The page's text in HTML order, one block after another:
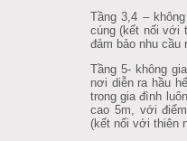
Tầng 3,4 –
cúng (kết nối với
đảm bảo nhu cầu
Tầng 5- không
nơi diễn ra hầu
trong gia đình
cao 5m, với
(kết nối với thiên